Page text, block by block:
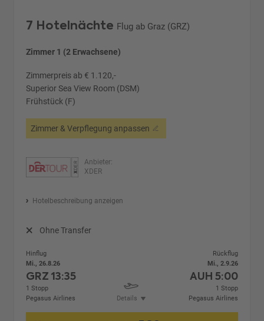
7 Hotelnächte Flug ab Graz (GRZ)
Zimmer 1 (2 Erwachsene)
Zimmerpreis ab € 1.120,-
Superior Sea View Room (DSM)
Frühstück (F)
Zimmer & Verpflegung anpassen
Anbieter:
XDER
Hotelbeschreibung anzeigen
Ohne Transfer
Hinflug
Mi., 26.8.26
GRZ13:35
1 Stopp
Pegasus Airlines
Details
Rückflug
Mi., 2.9.26
AUH 5:00
1 Stopp
Pegasus Airlines